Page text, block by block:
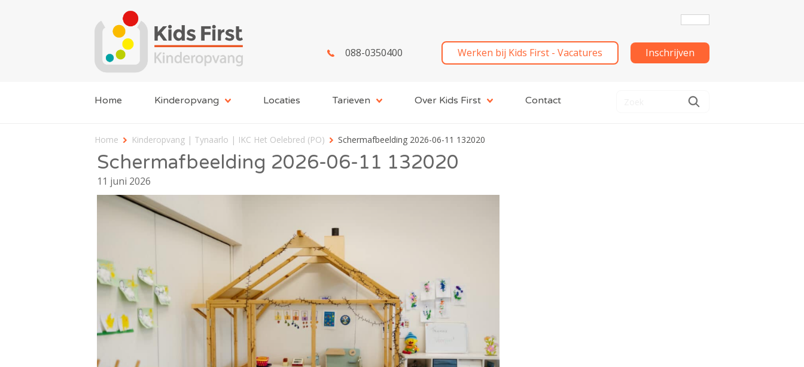
088-0350400 Werken bij Kids First - Vacatures Inschrijven
Home Kinderopvang Locaties Tarieven Over Kids First Contact
Home Kinderopvang | Tynaarlo | IKC Het Oelebred (PO) Schermafbeelding 2026-06-11 132020
Schermafbeelding 2026-06-11 132020
11 juni 2026